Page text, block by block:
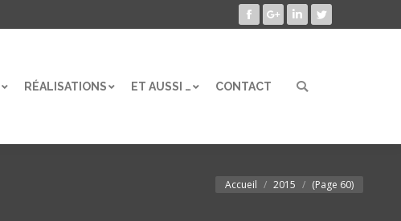
Facebook
Google+LinkedInTwitter
RÉALISATIONS ET AUSSI … CONTACT Search:
Vous êtes ici :
Accueil 2015 (Page 60)